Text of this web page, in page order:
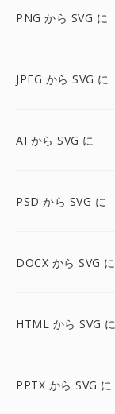
PNG から SVG に
JPEG から SVG に
AI から SVG に
PSD から SVG に
DOCX から SVG に
HTML から SVG に
PPTX から SVG に